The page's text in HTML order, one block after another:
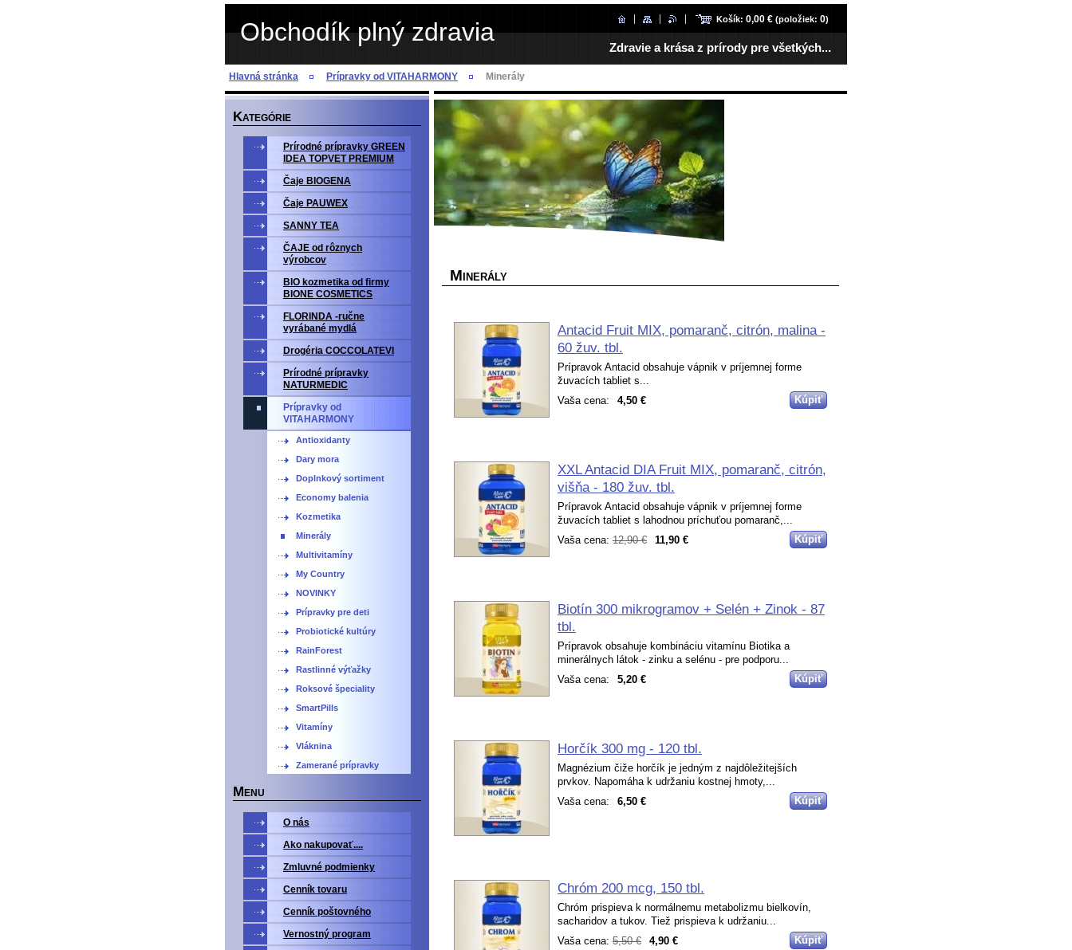
Obchodík plný zdravia Košík: 0,00 € (položiek: 0)
Zdravie a krása z prírody pre všetkých...
Hlavná stránka Prípravky od VITAHARMONY Minerály
M INERÁLY
Antacid Fruit MIX, pomaranč, citrón, malina -
60 žuv. tbl.
Prípravok Antacid obsahuje vápnik v príjemnej forme
žuvacích tabliet s...
Vaša cena:
4,50 €
XXL Antacid DIA Fruit MIX, pomaranč, citrón,
višňa - 180 žuv. tbl.
Prípravok Antacid obsahuje vápnik v príjemnej forme
žuvacích tabliet s lahodnou príchuťou pomaranč,...
Vaša cena: 12,90 € 11,90 €
Biotín 300 mikrogramov + Selén + Zinok - 87
tbl.
Prípravok obsahuje kombináciu vitamínu Biotika a
minerálnych látok - zinku a selénu - pre podporu...
Vaša cena:
5,20 €
Horčík 300 mg - 120 tbl.
Magnézium čiže horčík je jedným z najdôležitejších
prvkov. Napomáha k udržaniu kostnej hmoty,...
Vaša cena:
6,50 €
Chróm 200 mcg, 150 tbl.
Chróm prispieva k normálnemu metabolizmu bielkovín,
sacharidov a tukov. Tiež prispieva k udržaniu...
Vaša cena: 5,50 € 4,90 €
KATEGÓRIE
Prírodné prípravky GREEN
IDEA TOPVET PREMIUM
Čaje BIOGENA
Čaje PAUWEX
SANNY TEA
ČAJE od rôznych
výrobcov
BIO kozmetika od firmy
BIONE COSMETICS
FLORINDA -ručne
vyrábané mydlá
Drogéria COCCOLATEVI
Prírodné prípravky
NATURMEDIC
Prípravky od
VITAHARMONY
Antioxidanty
Dary mora
Doplnkový sortiment
Economy balenia
Kozmetika
Minerály
Multivitamíny
My Country
NOVINKY
Prípravky pre deti
Probiotické kultúry
RainForest
Rastlinné výťažky
Roksové špeciality
SmartPills
Vitamíny
Vláknina
Zamerané prípravky
M ENU
O nás
Ako nakupovať....
Zmluvné podmienky
Cenník tovaru
Cenník poštovného
Vernostný program